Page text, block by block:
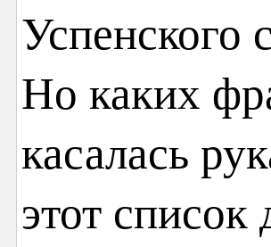
Успенского
Но каких
касалась
этот список